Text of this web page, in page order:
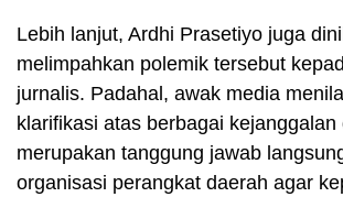
Lebih lanjut, Ardhi Prasetiyo juga
melimpahkan polemik tersebut
jurnalis. Padahal, awak media
klarifikasi atas berbagai kejanggalan
merupakan tanggung jawab
organisasi perangkat daerah agar